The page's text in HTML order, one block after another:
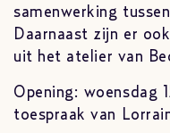
samenwerking
Daarnaast zijn er
uit het atelier van
Opening: woensdag
toespraak van